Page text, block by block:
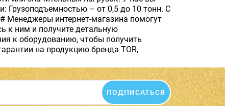
Грузоподъемностью – от 0,5 до 10 тонн. С
Менеджеры интернет-магазина помогут
к ним и получите детальную
к оборудованию, чтобы получить
на продукцию бренда TOR,
ПОДПИСАТЬСЯ